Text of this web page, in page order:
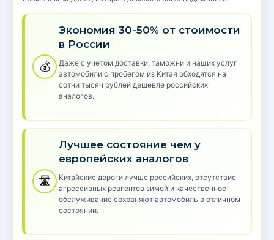
💰
Экономия 30-50% от стоимости
в России
Даже с учетом доставки, таможни и наших услуг
автомобили с пробегом из Китая обходятся на
сотни тысяч рублей дешевле российских
аналогов.
🛣️
Лучшее состояние чем у
европейских аналогов
Китайские дороги лучше российских, отсутствие
агрессивных реагентов зимой и качественное
обслуживание сохраняют автомобиль в отличном
состоянии.